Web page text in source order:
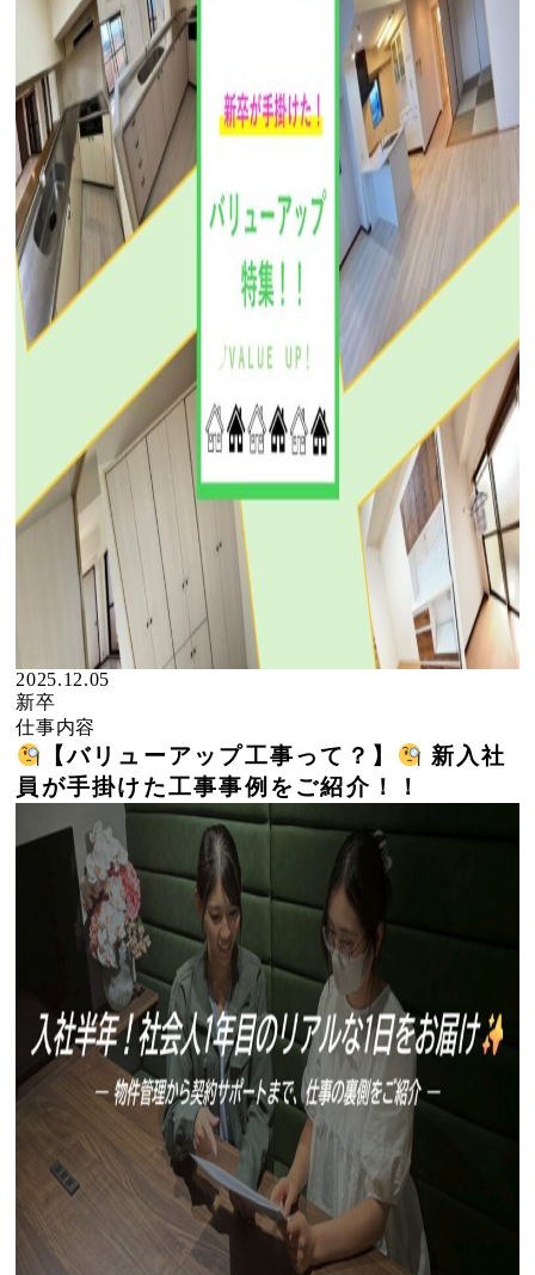
2025.12.05
新卒
仕事内容
【バリューアップ工事って？】
新入社
員が手掛けた工事事例をご紹介！！